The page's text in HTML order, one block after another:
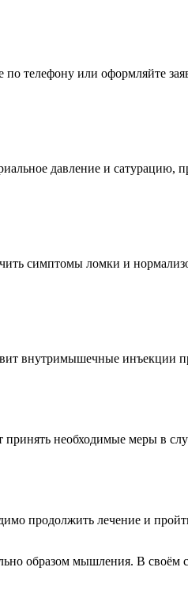
телефону или оформляйте
давление и сатурацию,
симптомы ломки и
внутримышечные инъекции
необходимые меры в
продолжить лечение и
образом мышления. В своём